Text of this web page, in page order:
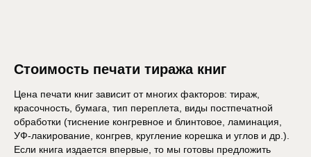
Стоимость печати тиража книг
Цена печати книг зависит от многих факторов: тираж,
красочность, бумага, тип переплета, виды постпечатной
обработки (тиснение конгревное и блинтовое, ламинация,
УФ-лакирование, конгрев, кругление корешка и углов и др.).
Если книга издается впервые, то мы готовы предложить